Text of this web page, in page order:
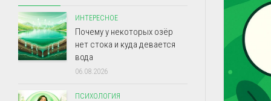
ИНТЕРЕСНОЕ
Почему у некоторых озёр
нет стока и куда девается
вода
06.08.2026
ПСИХОЛОГИЯ